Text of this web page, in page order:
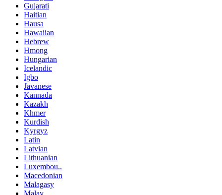
Gujarati
Haitian
Hausa
Hawaiian
Hebrew
Hmong
Hungarian
Icelandic
Igbo
Javanese
Kannada
Kazakh
Khmer
Kurdish
Kyrgyz
Latin
Latvian
Lithuanian
Luxembou..
Macedonian
Malagasy